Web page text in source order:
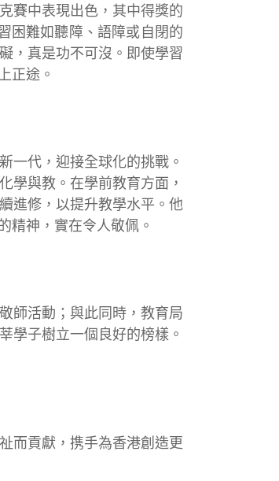
賽中表現出色，其中得獎的
困難如聽障、語障或自閉的
，真是功不可沒。即使學習
正途。
一代，迎接全球化的挑戰。
學與教。在學前教育方面，
進修，以提升教學水平。他
精神，實在令人敬佩。
師活動；與此同時，教育局
學子樹立一個良好的榜樣。
而貢獻，携手為香港創造更